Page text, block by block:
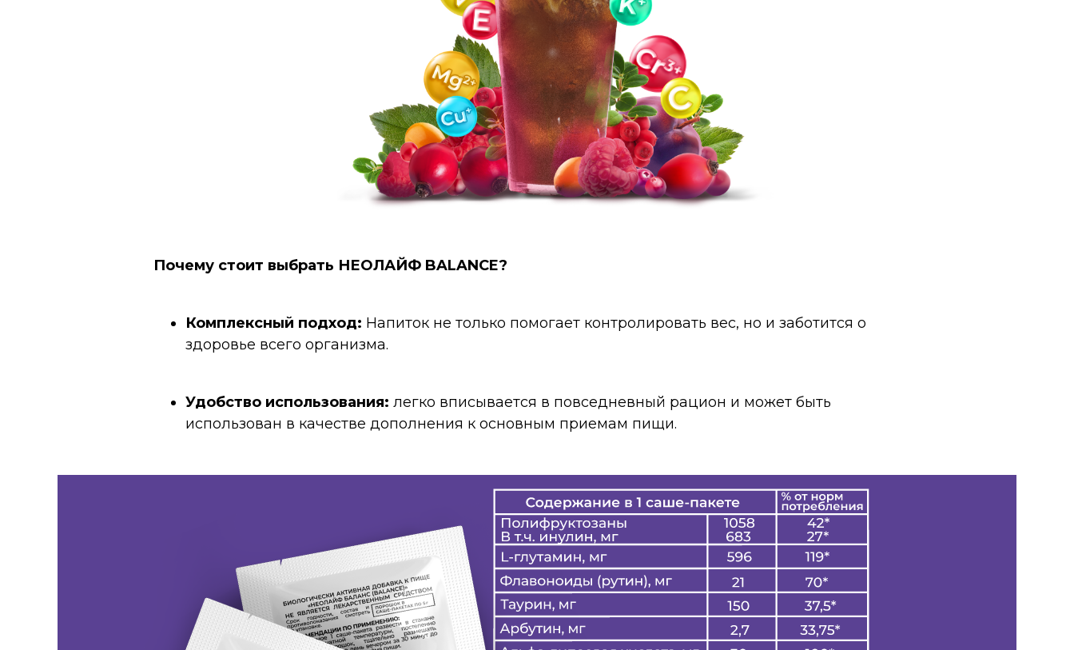
Почему стоит выбрать НЕОЛАЙФ BALANCE?
Комплексный подход: Напиток не только помогает контролировать вес, но и заботится о
здоровье всего организма.
Удобство использования: легко вписывается в повседневный рацион и может быть
использован в качестве дополнения к основным приемам пищи.